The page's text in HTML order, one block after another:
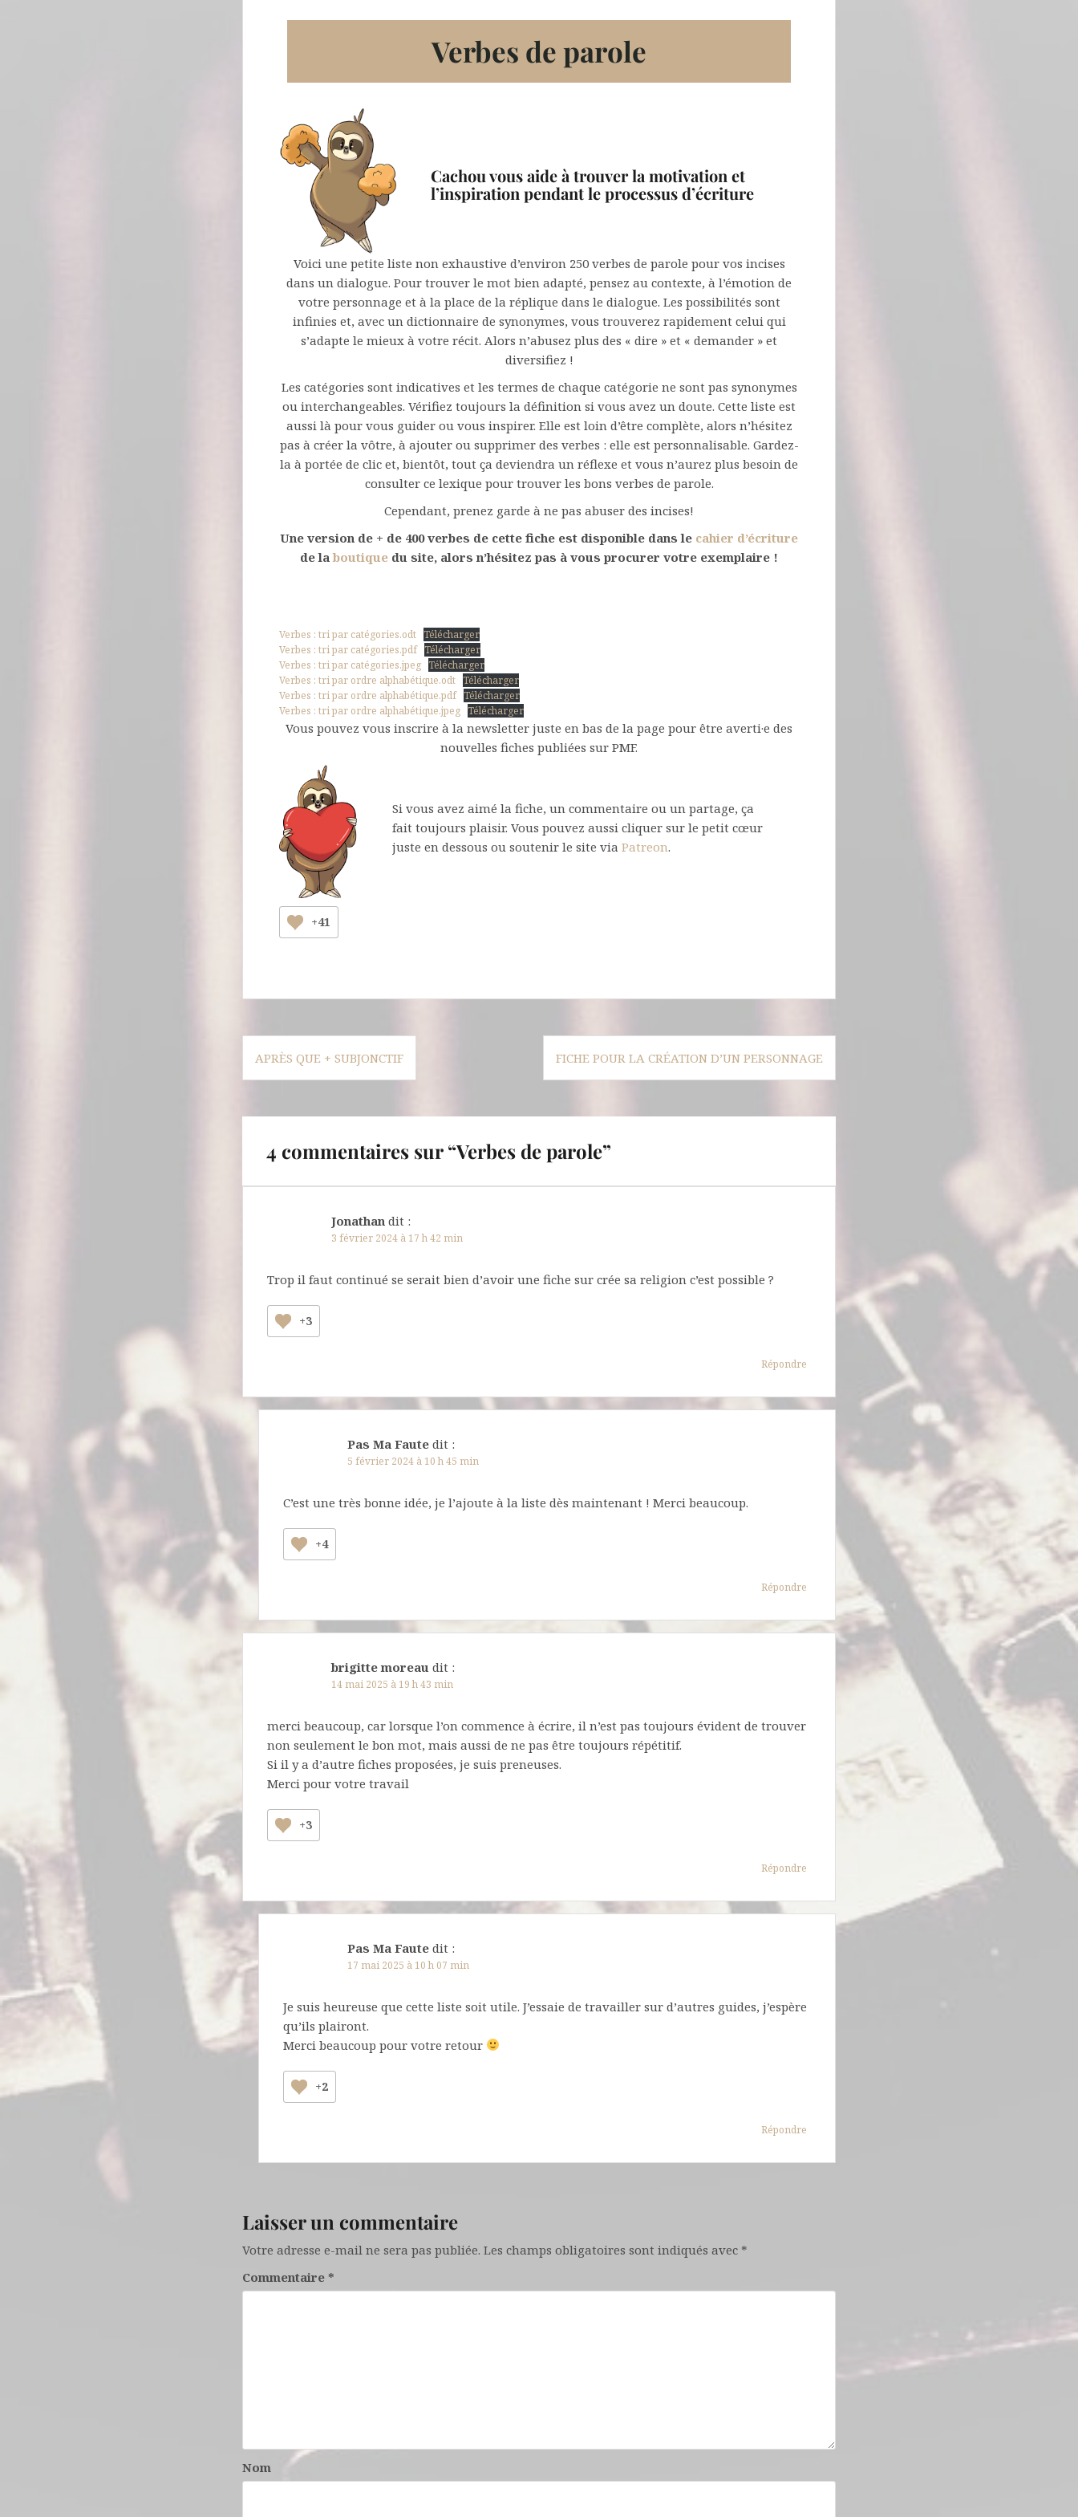
Verbes de parole
Cachou vous aide à trouver la motivation et
l’inspiration pendant le processus d’écriture
Voici une petite liste non exhaustive d’environ 250 verbes de parole pour vos incises
dans un dialogue. Pour trouver le mot bien adapté, pensez au contexte, à l’émotion de
votre personnage et à la place de la réplique dans le dialogue. Les possibilités sont
infinies et, avec un dictionnaire de synonymes, vous trouverez rapidement celui qui
s’adapte le mieux à votre récit. Alors n’abusez plus des « dire » et « demander » et
diversifiez !
Les catégories sont indicatives et les termes de chaque catégorie ne sont pas synonymes
ou interchangeables. Vérifiez toujours la définition si vous avez un doute. Cette liste est
aussi là pour vous guider ou vous inspirer. Elle est loin d’être complète, alors n’hésitez
pas à créer la vôtre, à ajouter ou supprimer des verbes : elle est personnalisable. Gardez-
la à portée de clic et, bientôt, tout ça deviendra un réflexe et vous n’aurez plus besoin de
consulter ce lexique pour trouver les bons verbes de parole.
Cependant, prenez garde à ne pas abuser des incises!
Une version de + de 400 verbes de cette fiche est disponible dans le cahier d’écriture
de laboutique du site, alors n’hésitez pas à vous procurer votre exemplaire !
Verbes : tri par catégories.odt Télécharger
Verbes : tri par catégories.pdf Télécharger
Verbes : tri par catégories.jpeg Télécharger
Verbes : tri par ordre alphabétique.odt Télécharger
Verbes : tri par ordre alphabétique.pdf Télécharger
Verbes : tri par ordre alphabétique.jpeg Télécharger
Vous pouvez vous inscrire à la newsletter juste en bas de la page pour être averti·e des
nouvelles fiches publiées sur PMF.
Si vous avez aimé la fiche, un commentaire ou un partage, ça
fait toujours plaisir. Vous pouvez aussi cliquer sur le petit cœur
juste en dessous ou soutenir le site viaPatreon.
+41
Navigation
de
l’article
APRÈS QUE + SUBJONCTIF FICHE POUR LA CRÉATION D’UN PERSONNAGE
4 commentaires sur “Verbes de parole”
Jonathan dit :
3 février 2024 à 17 h 42 min
Trop il faut continué se serait bien d’avoir une fiche sur crée sa religion c’est possible ?
+3
Répondre
Pas Ma Faute dit :
5 février 2024 à 10 h 45 min
C’est une très bonne idée, je l’ajoute à la liste dès maintenant ! Merci beaucoup.
+4
Répondre
brigitte moreau dit :
14 mai 2025 à 19 h 43 min
merci beaucoup, car lorsque l’on commence à écrire, il n’est pas toujours évident de trouver
non seulement le bon mot, mais aussi de ne pas être toujours répétitif.
Si il y a d’autre fiches proposées, je suis preneuses.
Merci pour votre travail
+3
Répondre
Pas Ma Faute dit :
17 mai 2025 à 10 h 07 min
Je suis heureuse que cette liste soit utile. J’essaie de travailler sur d’autres guides, j’espère
qu’ils plairont.
Merci beaucoup pour votre retour
+2
Répondre
Laisser un commentaire
Votre adresse e-mail ne sera pas publiée. Les champs obligatoires sont indiqués avec *
Commentaire *
Nom